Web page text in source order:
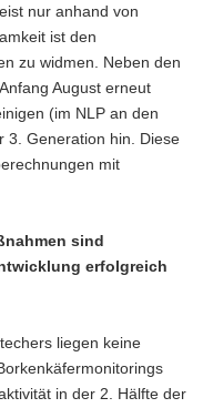
nur anhand von
ist den
zu widmen. Neben den
August erneut
(im NLP an den
3. Gene­ration hin. Diese
mit
sind
erfolgreich
liegen keine
in der 2. Hälfte der